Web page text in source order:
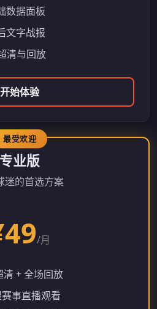
数据面板
文字战报
清与回放
开始体验
专业版
迷的首选方案
/月
清 + 全场回放
事直播观看